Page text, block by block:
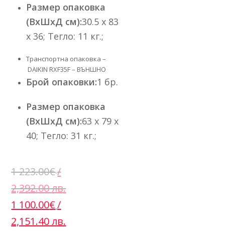
Размер опаковка
(ВхШхД см):30.5 x 83
x 36; Тегло: 11 кг.;
Транспортна опаковка –
DAIKIN RXF35F – ВЪНШНО
Брой опаковки:1 бр.
Размер опаковка
(ВхШхД см):63 x 79 x
40; Тегло: 31 кг.;
1 223.00€/
2,392.00 лв.
Original
price
1 100.00€/
2,151.40 лв.